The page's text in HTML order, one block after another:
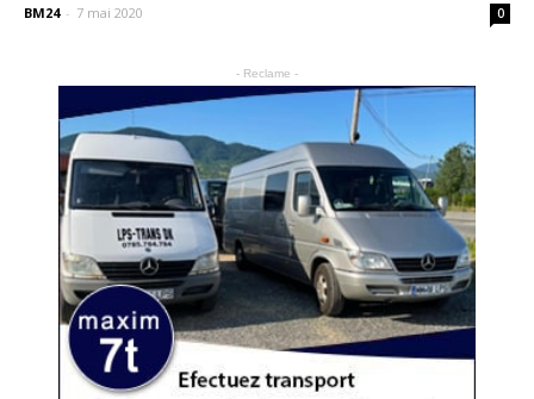
BM24 - 7 mai 2020 0
- Reclame -